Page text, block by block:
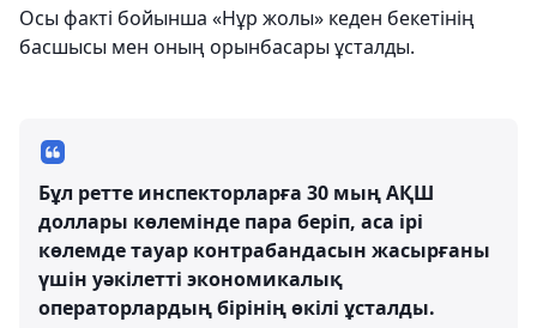
Осы факті бойынша «Нұр жолы» кеден бекетінің
басшысы мен оның орынбасары ұсталды.
Бұл ретте инспекторларға 30 мың АҚШ
доллары көлемінде пара беріп, аса ірі
көлемде тауар контрабандасын жасырғаны
үшін уәкілетті экономикалық
операторлардың бірінің өкілі ұсталды.